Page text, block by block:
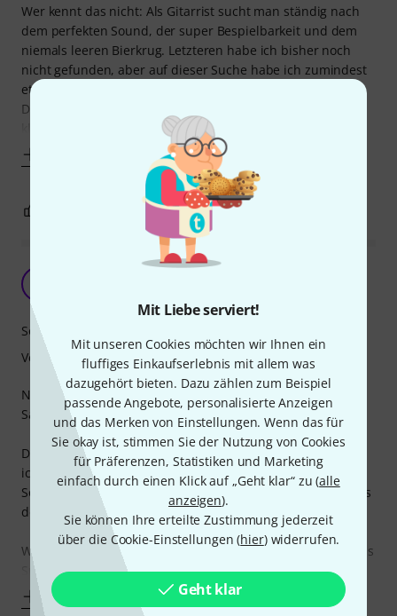
Mit Liebe serviert!
Mit unseren Cookies möchten wir Ihnen ein
fluffiges Einkaufserlebnis mit allem was
dazugehört bieten. Dazu zählen zum Beispiel
passende Angebote, personalisierte Anzeigen
und das Merken von Einstellungen. Wenn das für
Sie okay ist, stimmen Sie der Nutzung von Cookies
für Präferenzen, Statistiken und Marketing
einfach durch einen Klick auf „Geht klar“ zu (alle
anzeigen).
Sie können Ihre erteilte Zustimmung jederzeit
über die Cookie-Einstellungen (hier) widerrufen.
Geht klar
Wer kennt das nicht: Als Gitarrist sucht man ständig nach
dem perfekten Sound, der super Bespielbarkeit und dem
niemals leeren Bierkrug. Letzteren habe ich bisher noch
nicht gefunden, aber auf dieser Suche habe ich zumindest
etliche Saitenmarken ausprobiert (Ernie Ball, GHS,
D'Addario, Pyramid, diverse No-Name). Und ja, man kann
klanglich definitiv Unterschiede
BEWERTUNG MELDEN
Laaanglebigkeit!!!
Nach langem suchen habe ich meine Referenz in Sachen
Saiten endlich gefunden.
Da ich leider keine Eichhörnchen furzen hören kann, kann
ich zum Sound nicht so viel sagen. Daher bekommt der
Sound von mir 5 Sterne. Ich schlagen die Saiten an und aus
dem Verstärker kommt Ton. Geht!!!
Wozu ich aber was sagen kann ist die Langlebigkeit und das
Spielgefühl.
Mehr anzeigen
Sound
Verarbeitung